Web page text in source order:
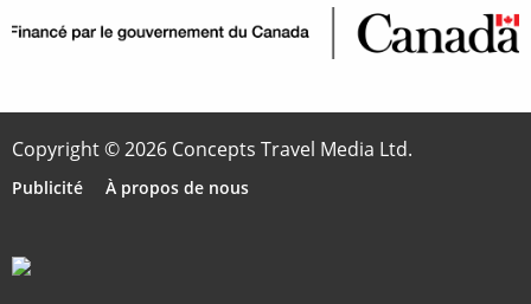
Copyright © 2026 Concepts Travel Media Ltd.
Publicité À propos de nous